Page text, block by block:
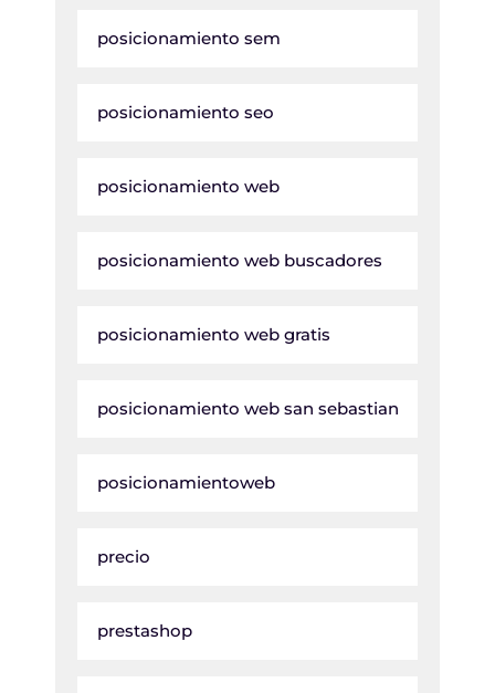
posicionamiento sem
posicionamiento seo
posicionamiento web
posicionamiento web buscadores
posicionamiento web gratis
posicionamiento web san sebastian
posicionamientoweb
precio
prestashop